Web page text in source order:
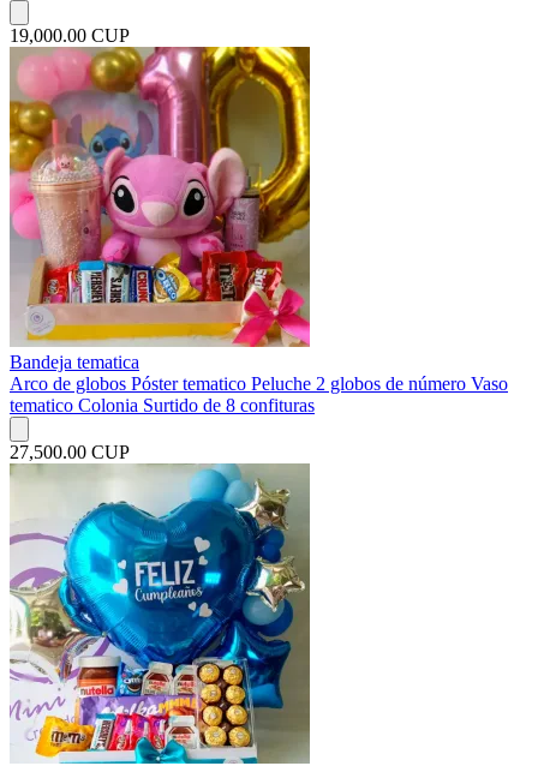
19,000.00 CUP
Bandeja tematica
Arco de globos Póster tematico Peluche 2 globos de número Vaso
tematico Colonia Surtido de 8 confituras
27,500.00 CUP